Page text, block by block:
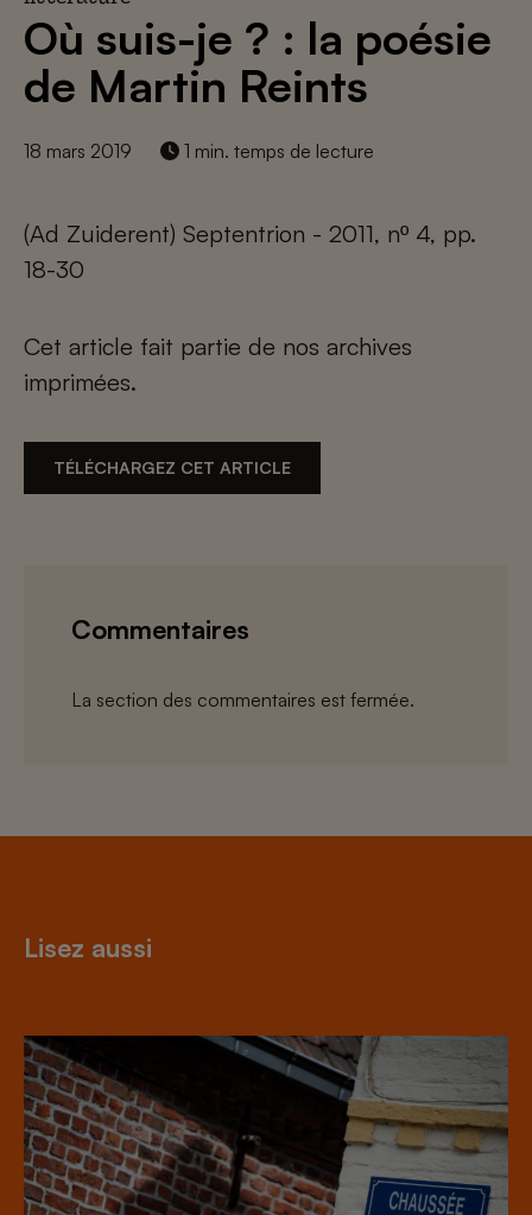
Où suis-je ? : la poésie
de Martin Reints
18 mars 2019 1 min. temps de lecture
(Ad Zuiderent) Septentrion - 2011, nº 4, pp.
18-30
Cet article fait partie de nos archives
imprimées.
TÉLÉCHARGEZ CET ARTICLE
Commentaires
La section des commentaires est fermée.
Lisez aussi